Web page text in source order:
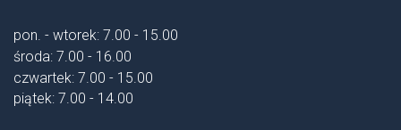
pon. - wtorek: 7.00 - 15.00
środa: 7.00 - 16.00
czwartek: 7.00 - 15.00
piątek: 7.00 - 14.00